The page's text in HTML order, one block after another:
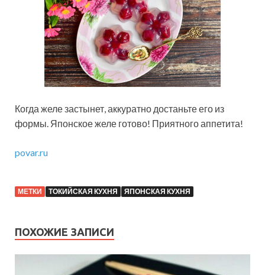
Когда желе застынет, аккуратно достаньте его из
формы. Японское желе готово! Приятного аппетита!
povar.ru
МЕТКИ ТОКИЙСКАЯ КУХНЯ ЯПОНСКАЯ КУХНЯ
ПОХОЖИЕ ЗАПИСИ